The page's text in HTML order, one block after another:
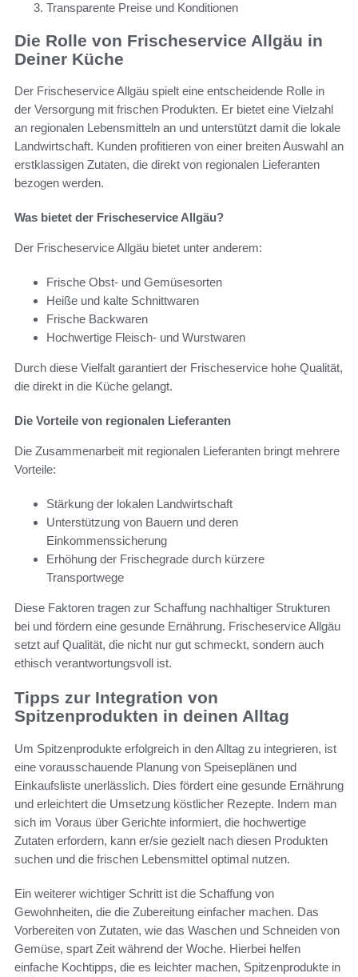
Transparente Preise und Konditionen
Die Rolle von Frischeservice Allgäu in
Deiner Küche
Der Frischeservice Allgäu spielt eine entscheidende Rolle in
der Versorgung mit frischen Produkten. Er bietet eine Vielzahl
an regionalen Lebensmitteln an und unterstützt damit die lokale
Landwirtschaft. Kunden profitieren von einer breiten Auswahl an
erstklassigen Zutaten, die direkt von regionalen Lieferanten
bezogen werden.
Was bietet der Frischeservice Allgäu?
Der Frischeservice Allgäu bietet unter anderem:
Frische Obst- und Gemüsesorten
Heiße und kalte Schnittwaren
Frische Backwaren
Hochwertige Fleisch- und Wurstwaren
Durch diese Vielfalt garantiert der Frischeservice hohe Qualität,
die direkt in die Küche gelangt.
Die Vorteile von regionalen Lieferanten
Die Zusammenarbeit mit regionalen Lieferanten bringt mehrere
Vorteile:
Stärkung der lokalen Landwirtschaft
Unterstützung von Bauern und deren
Einkommenssicherung
Erhöhung der Frischegrade durch kürzere
Transportwege
Diese Faktoren tragen zur Schaffung nachhaltiger Strukturen
bei und fördern eine gesunde Ernährung. Frischeservice Allgäu
setzt auf Qualität, die nicht nur gut schmeckt, sondern auch
ethisch verantwortungsvoll ist.
Tipps zur Integration von
Spitzenprodukten in deinen Alltag
Um Spitzenprodukte erfolgreich in den Alltag zu integrieren, ist
eine vorausschauende Planung von Speiseplänen und
Einkaufsliste unerlässlich. Dies fördert eine gesunde Ernährung
und erleichtert die Umsetzung köstlicher Rezepte. Indem man
sich im Voraus über Gerichte informiert, die hochwertige
Zutaten erfordern, kann er/sie gezielt nach diesen Produkten
suchen und die frischen Lebensmittel optimal nutzen.
Ein weiterer wichtiger Schritt ist die Schaffung von
Gewohnheiten, die die Zubereitung einfacher machen. Das
Vorbereiten von Zutaten, wie das Waschen und Schneiden von
Gemüse, spart Zeit während der Woche. Hierbei helfen
einfache Kochtipps, die es leichter machen, Spitzenprodukte in